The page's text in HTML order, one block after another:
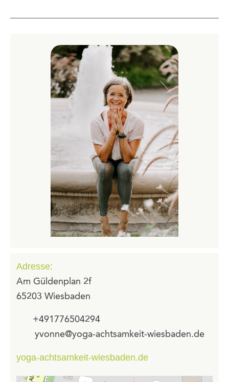
Adresse:
Am Güldenplan 2f
65203 Wiesbaden
+491776504294
yvonne@yoga-achtsamkeit-wiesbaden.de
yoga-achtsamkeit-wiesbaden.de